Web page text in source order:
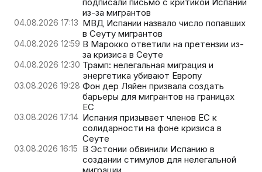
из-за мигрантов
04.08.2026 17:13 МВД Испании назвало число попавших
в Сеуту мигрантов
04.08.2026 12:59 В Марокко ответили на претензии из-
за кризиса в Сеуте
04.08.2026 12:30 Трамп: нелегальная миграция и
энергетика убивают Европу
03.08.2026 19:28 Фон дер Ляйен призвала создать
барьеры для мигрантов на границах
ЕС
03.08.2026 17:14 Испания призывает членов ЕС к
солидарности на фоне кризиса в
Сеуте
03.08.2026 16:15 В Эстонии обвинили Испанию в
создании стимулов для нелегальной